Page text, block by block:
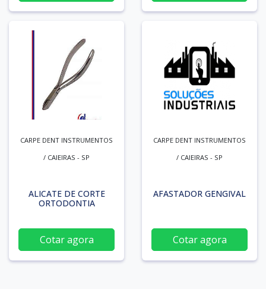
CARPE DENT INSTRUMENTOS
/ CAIEIRAS - SP
ALICATE DE CORTE
ORTODONTIA
Cotar agora
CARPE DENT INSTRUMENTOS
/ CAIEIRAS - SP
AFASTADOR GENGIVAL
Cotar agora